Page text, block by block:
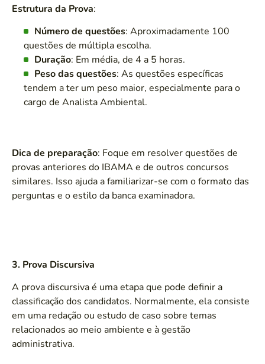
Estrutura da Prova:
Número de questões: Aproximadamente 100
questões de múltipla escolha.
Duração: Em média, de 4 a 5 horas.
Peso das questões: As questões específicas
tendem a ter um peso maior, especialmente para o
cargo de Analista Ambiental.
Dica de preparação: Foque em resolver questões de
provas anteriores do IBAMA e de outros concursos
similares. Isso ajuda a familiarizar-se com o formato das
perguntas e o estilo da banca examinadora.
3. Prova Discursiva
A prova discursiva é uma etapa que pode definir a
classificação dos candidatos. Normalmente, ela consiste
em uma redação ou estudo de caso sobre temas
relacionados ao meio ambiente e à gestão
administrativa.